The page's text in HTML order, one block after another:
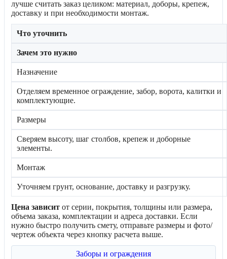
лучше считать заказ целиком: материал, доборы, крепеж,
доставку и при необходимости монтаж.
Что уточнить
Зачем это нужно
Назначение
Отделяем временное ограждение, забор, ворота, калитки и
комплектующие.
Размеры
Сверяем высоту, шаг столбов, крепеж и доборные
элементы.
Монтаж
Уточняем грунт, основание, доставку и разгрузку.
Цена зависит от серии, покрытия, толщины или размера,
объема заказа, комплектации и адреса доставки. Если
нужно быстро получить смету, отправьте размеры и фото/
чертеж объекта через кнопку расчета выше.
Заборы и ограждения